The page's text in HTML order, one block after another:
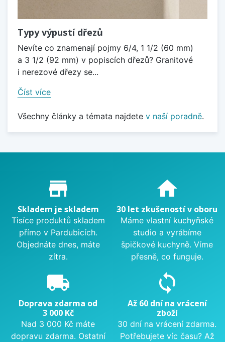
Typy výpustí dřezů
Nevíte co znamenají pojmy 6/4, 1 1/2 (60 mm)
a 3 1/2 (92 mm) v popiscích dřezů? Granitové
i nerezové dřezy se...
Číst více
Všechny články a témata najdete v naší poradně.
Proč nakupovat u nás?
store_mall_directory
Skladem je skladem
Tisíce produktů skladem
přímo v Pardubicích.
Objednáte dnes, máte
zítra.
home
30 let zkušeností v oboru
Máme vlastní kuchyňské
studio a vyrábíme
špičkové kuchyně. Víme
přesně, co funguje.
local_shipping
Doprava zdarma od
3 000 Kč
Nad 3 000 Kč máte
dopravu zdarma. Ostatní
sync
Až 60 dní na vrácení
zboží
30 dní na vrácení zdarma.
Potřebujete víc času? Až